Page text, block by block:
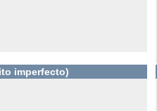
imperfecto)